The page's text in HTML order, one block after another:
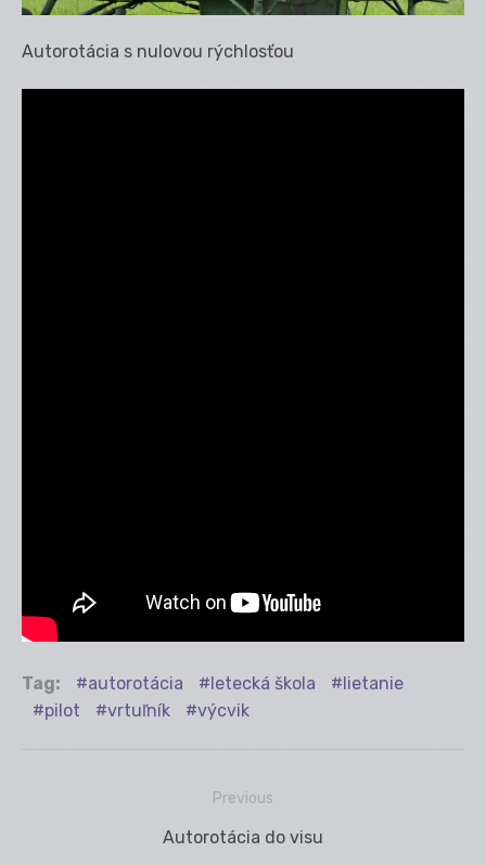
Autorotácia s nulovou rýchlosťou
Tag: autorotácia letecká škola
lietanie
pilot
vrtuľník výcvik
Previous
Previous
Autorotácia do visu